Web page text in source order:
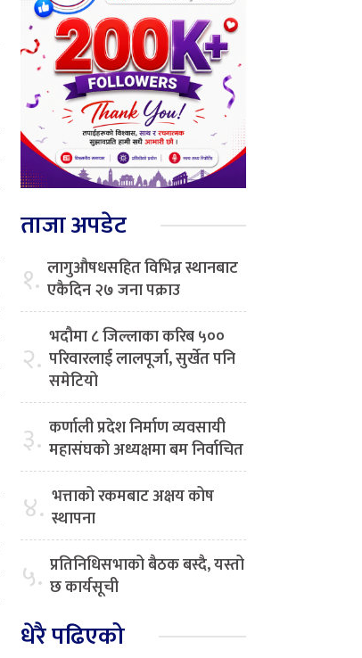
ताजा अपडेट
१. लागुऔषधसहित विभिन्न स्थानबाट
एकैदिन २७ जना पक्राउ
२. भदौमा ८ जिल्लाका करिब ५००
परिवारलाई लालपूर्जा, सुर्खेत पनि
समेटियो
३. कर्णाली प्रदेश निर्माण व्यवसायी
महासंघको अध्यक्षमा बम निर्वाचित
४. भत्ताको रकमबाट अक्षय कोष
स्थापना
५. प्रतिनिधिसभाको बैठक बस्दै, यस्तो
छ कार्यसूची
धेरै पढिएको